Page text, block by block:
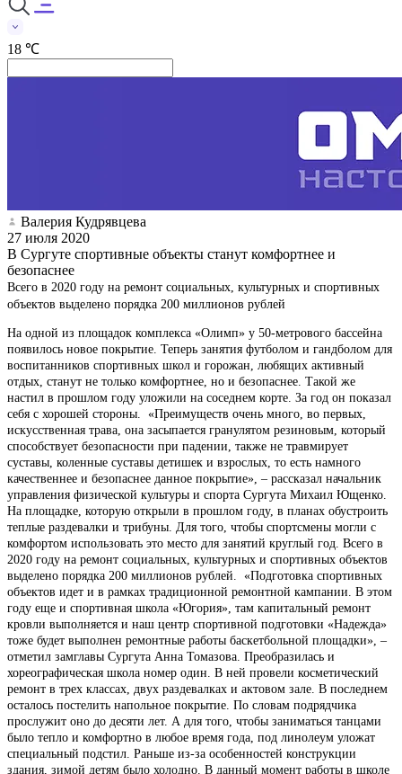
18 ℃
Валерия Кудрявцева
27 июля 2020
В Сургуте спортивные объекты станут комфортнее и
безопаснее
Всего в 2020 году на ремонт социальных, культурных и спортивных
объектов выделено порядка 200 миллионов рублей
На одной из площадок комплекса «Олимп» у 50-метрового бассейна
появилось новое покрытие. Теперь занятия футболом и гандболом для
воспитанников спортивных школ и горожан, любящих активный
отдых, станут не только комфортнее, но и безопаснее. Такой же
настил в прошлом году уложили на соседнем корте. За год он показал
себя с хорошей стороны. «Преимуществ очень много, во первых,
искусственная трава, она засыпается гранулятом резиновым, который
способствует безопасности при падении, также не травмирует
суставы, коленные суставы детишек и взрослых, то есть намного
качественнее и безопаснее данное покрытие», – рассказал начальник
управления физической культуры и спорта Сургута Михаил Ющенко.
На площадке, которую открыли в прошлом году, в планах обустроить
теплые раздевалки и трибуны. Для того, чтобы спортсмены могли с
комфортом использовать это место для занятий круглый год. Всего в
2020 году на ремонт социальных, культурных и спортивных объектов
выделено порядка 200 миллионов рублей. «Подготовка спортивных
объектов идет и в рамках традиционной ремонтной кампании. В этом
году еще и спортивная школа «Югория», там капитальный ремонт
кровли выполняется и наш центр спортивной подготовки «Надежда»
тоже будет выполнен ремонтные работы баскетбольной площадки», –
отметил замглавы Сургута Анна Томазова. Преобразилась и
хореографическая школа номер один. В ней провели косметический
ремонт в трех классах, двух раздевалках и актовом зале. В последнем
осталось постелить напольное покрытие. По словам подрядчика
прослужит оно до десяти лет. А для того, чтобы заниматься танцами
было тепло и комфортно в любое время года, под линолеум уложат
специальный подстил. Раньше из-за особенностей конструкции
здания, зимой детям было холодно. В данный момент работы в школе